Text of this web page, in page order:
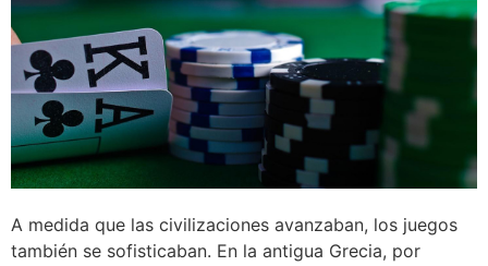
A medida que las civilizaciones avanzaban, los juegos
también se sofisticaban. En la antigua Grecia, por